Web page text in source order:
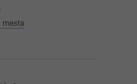
mesta